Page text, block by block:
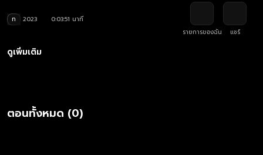
ท 2023
0:03:51 นาที
รายการของฉัน
แชร์
ดูเพิ่มเติม
ตอนทั้งหมด (0)